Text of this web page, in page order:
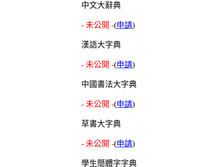
中文大辭典
- 未公開 -(申請)
漢語大字典
- 未公開 -(申請)
中國書法大字典
- 未公開 -(申請)
草書大字典
- 未公開 -(申請)
學生簡體字字典